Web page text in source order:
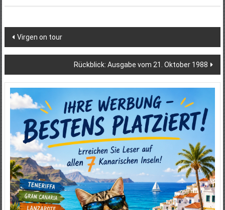
Beitragsnavigation
Virgen on tour
Rückblick: Ausgabe vom 21. Oktober 1988